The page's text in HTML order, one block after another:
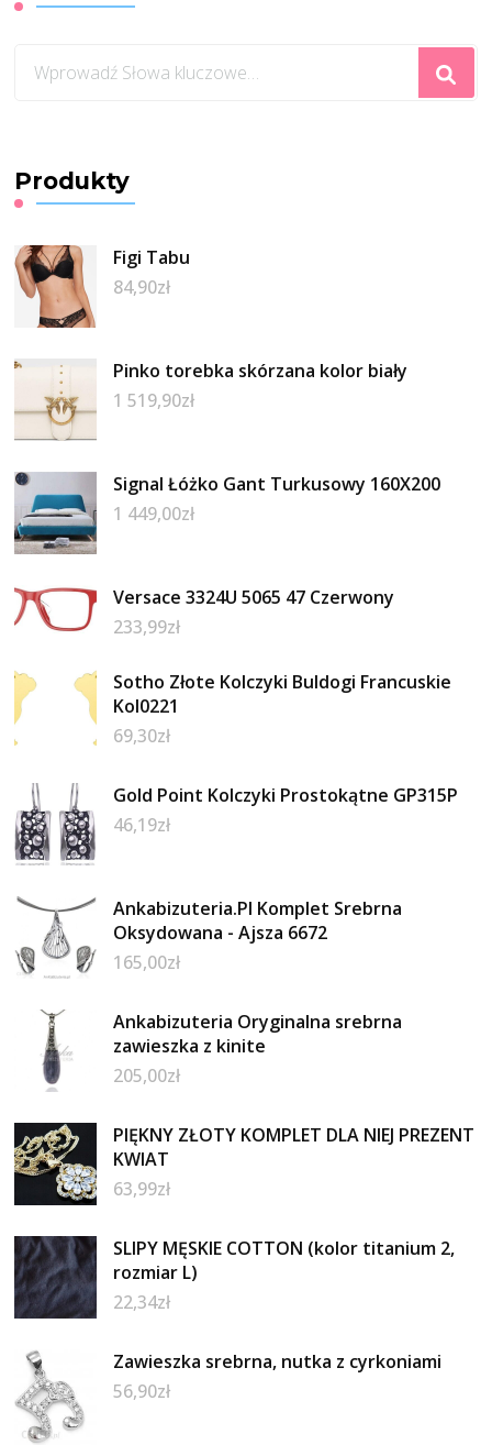
czegoś?
Produkty
Figi Tabu
84,90zł
Pinko torebka skórzana kolor biały
1 519,90zł
Signal Łóżko Gant Turkusowy 160X200
1 449,00zł
Versace 3324U 5065 47 Czerwony
233,99zł
Sotho Złote Kolczyki Buldogi Francuskie
Kol0221
69,30zł
Gold Point Kolczyki Prostokątne GP315P
46,19zł
Ankabizuteria.Pl Komplet Srebrna
Oksydowana - Ajsza 6672
165,00zł
Ankabizuteria Oryginalna srebrna
zawieszka z kinite
205,00zł
PIĘKNY ZŁOTY KOMPLET DLA NIEJ PREZENT
KWIAT
63,99zł
SLIPY MĘSKIE COTTON (kolor titanium 2,
rozmiar L)
22,34zł
Zawieszka srebrna, nutka z cyrkoniami
56,90zł